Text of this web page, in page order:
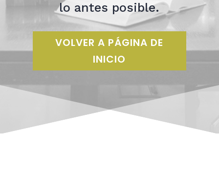
lo antes posible.
VOLVER A PÁGINA DE
INICIO